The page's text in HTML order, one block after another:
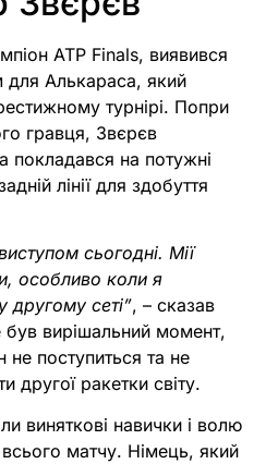
ATP Finals, виявився
Алькараса, який
турнірі. Попри
гравця, Звєрєв
покладався на потужні
лінії для здобуття
сьогодні. Мії
особливо коли я
другому сеті”, – сказав
був вирішальний момент,
не поступиться та не
другої ракетки світу.
виняткові навички і волю
матчу. Німець, який